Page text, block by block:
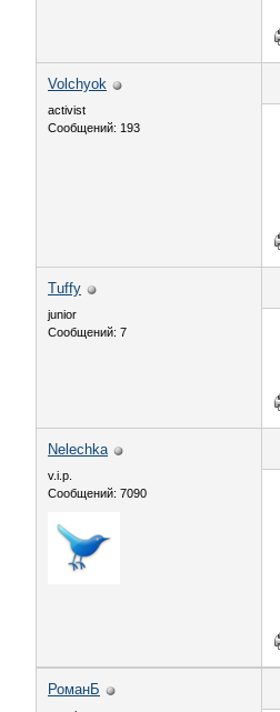
Volchyok
activist
Сообщений: 193
Tuffy
junior
Сообщений: 7
Nelechka
v.i.p.
Сообщений: 7090
РоманБ